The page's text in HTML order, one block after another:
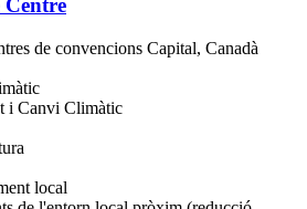
Centre
de convencions Capital, Canadà